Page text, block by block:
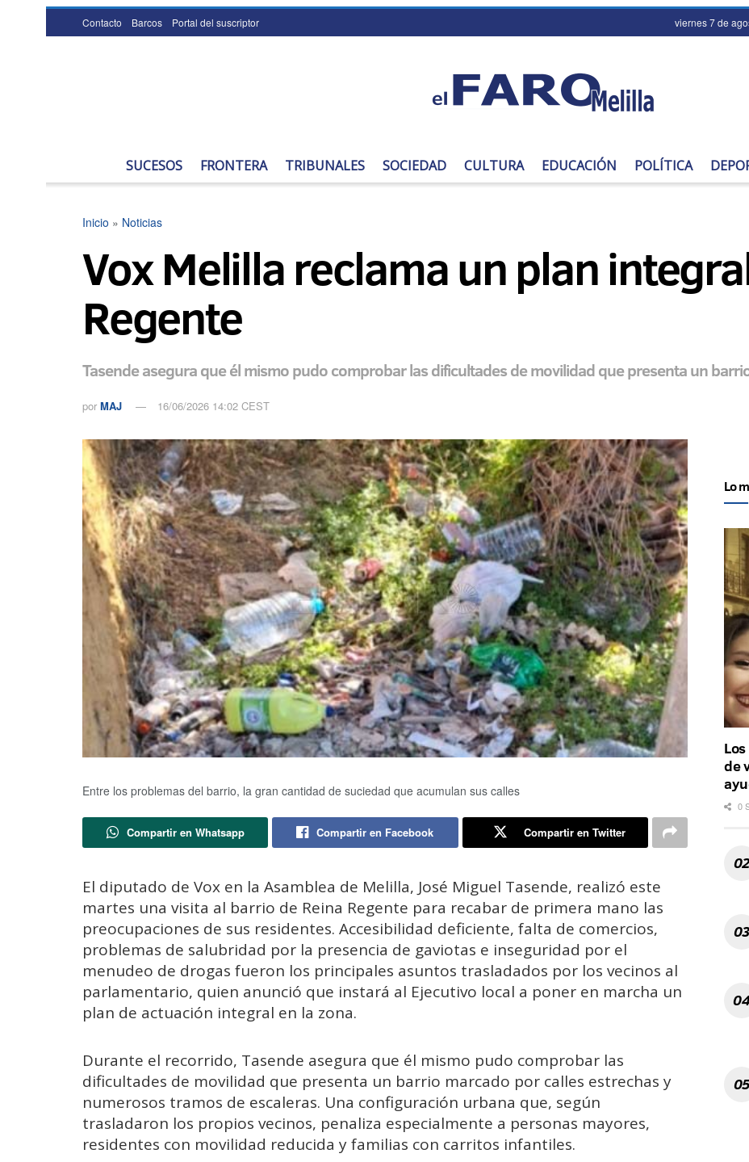
Contacto Barcos Portal del suscriptor viernes 7 de
SUCESOS FRONTERA TRIBUNALES SOCIEDAD CULTURA EDUCACIÓN POLÍTICA
Inicio » Noticias
Vox Melilla reclama un plan
Regente
Tasende asegura que él mismo pudo comprobar las dificultades de movilidad que presenta un
por MAJ 16/06/2026 14:02 CEST
Entre los problemas del barrio, la gran cantidad de suciedad que acumulan sus calles
Compartir en Whatsapp Compartir en Facebook Compartir en Twitter
El diputado de Vox en la Asamblea de Melilla, José Miguel Tasende, realizó este
martes una visita al barrio de Reina Regente para recabar de primera mano las
preocupaciones de sus residentes. Accesibilidad deficiente, falta de comercios,
problemas de salubridad por la presencia de gaviotas e inseguridad por el
menudeo de drogas fueron los principales asuntos trasladados por los vecinos al
parlamentario, quien anunció que instará al Ejecutivo local a poner en marcha un
plan de actuación integral en la zona.
Durante el recorrido, Tasende asegura que él mismo pudo comprobar las
dificultades de movilidad que presenta un barrio marcado por calles estrechas y
numerosos tramos de escaleras. Una configuración urbana que, según
trasladaron los propios vecinos, penaliza especialmente a personas mayores,
residentes con movilidad reducida y familias con carritos infantiles.
Lo
de
0